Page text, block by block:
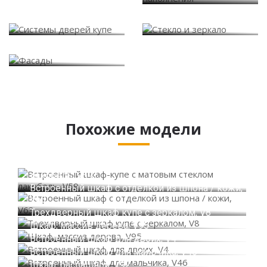
Похожие модели
лакобель, V59
Встроенный шкаф с отделкой из шпона / кожи,
V63
Трехдверный шкаф купе с зеркалом, V8
Шкаф, массив дерева, V95
Встроенный шкаф для двоих, V4
Встроенный шкаф для мальчика, V46